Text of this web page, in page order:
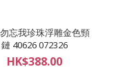
勿忘我珍珠浮雕金色頸
鏈 40626 072326
HK$388.00